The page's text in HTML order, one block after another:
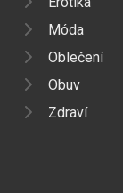
Móda
Oblečení
Obuv
Zdraví